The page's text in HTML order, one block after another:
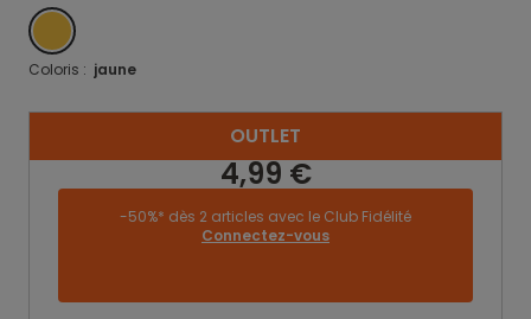
JAUNE
Coloris : jaune
OUTLET
4,99 €
-50%* dès 2 articles avec le Club Fidélité
Connectez-vous